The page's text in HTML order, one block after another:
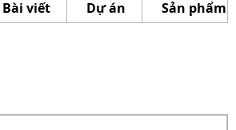
Bài viết Dự án Sản phẩm